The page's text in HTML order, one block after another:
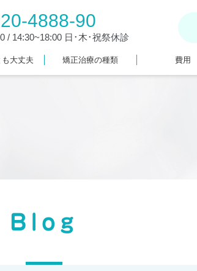
4888-90
/ 14:30~18:00 日･木･祝祭休診
大丈夫 矯正治療の種類 費用
Blog